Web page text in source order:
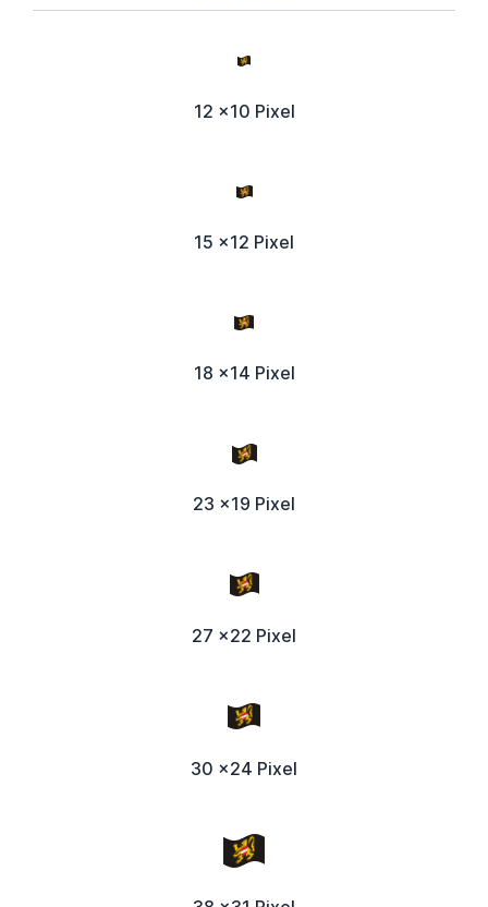
12 x10 Pixel
15 x12 Pixel
18 x14 Pixel
23 x19 Pixel
27 x22 Pixel
30 x24 Pixel